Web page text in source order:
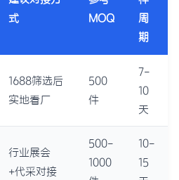
式
MOQ
周
期
1688筛选后
实地看厂
500
件
7-
10
天
行业展会
+代采对接
500-
1000
10-
15